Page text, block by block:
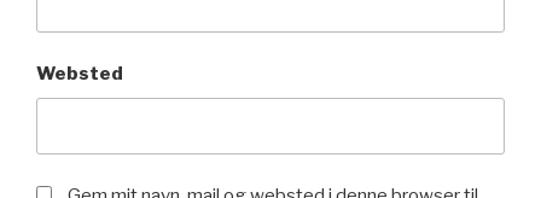
Websted